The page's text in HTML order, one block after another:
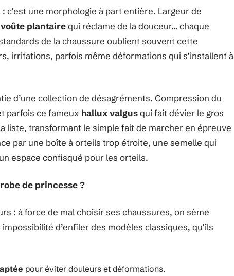
: c’est une morphologie à part entière. Largeur de
voûte plantairequi réclame de la douceur… chaque
de la chaussure oublient souvent cette
irritations, parfois même déformations qui s’installent à
d’une collection de désagréments. Compression du
parfois ce fameux hallux valgusqui fait dévier le gros
liste, transformant le simple fait de marcher en épreuve
par une boîte à orteils trop étroite, une semelle qui
espace confisqué pour les orteils.
de princesse ?
: à force de mal choisir ses chaussures, on sème
d’enfiler des modèles classiques, qu’ils
pour éviter douleurs et déformations.